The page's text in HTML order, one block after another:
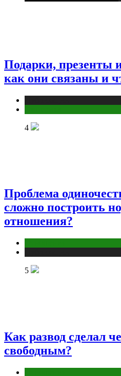
Подарки, презенты
как они связаны и
4
Проблема
сложно построить
отношения?
5
Как развод сделал
свободным?